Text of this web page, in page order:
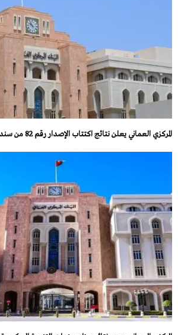
المركزي العماني يعلن نتائج اكتتاب الإصدار رقم 82 من سندات التنمية